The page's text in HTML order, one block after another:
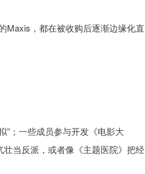
Maxis，都在被收购后逐渐边缘化直
”；一些成员参与开发《电影大
当反派，或者像《主题医院》把经